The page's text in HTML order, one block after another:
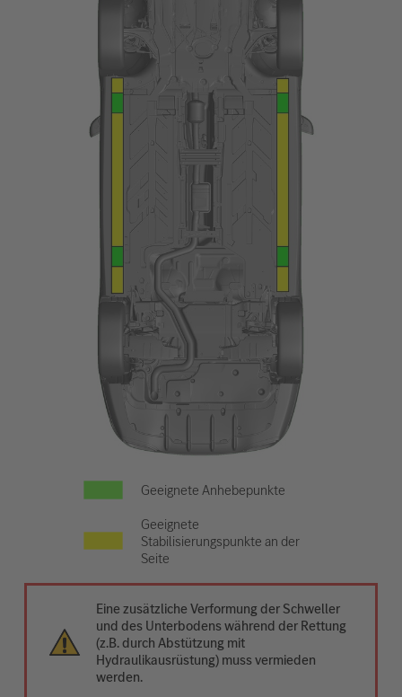
Geeignete Anhebepunkte
Geeignete
Stabilisierungspunkte an der
Seite
Eine zusätzliche Verformung der Schweller
und des Unterbodens während der Rettung
(z.B. durch Abstützung mit
Hydraulikausrüstung) muss vermieden
werden.